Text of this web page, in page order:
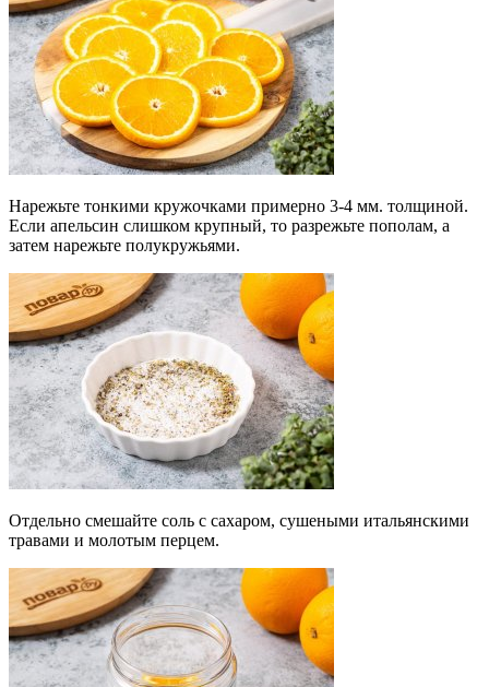
Нарежьте тонкими кружочками примерно 3-4 мм. толщиной.
Если апельсин слишком крупный, то разрежьте пополам, а
затем нарежьте полукружьями.
Отдельно смешайте соль с сахаром, сушеными итальянскими
травами и молотым перцем.